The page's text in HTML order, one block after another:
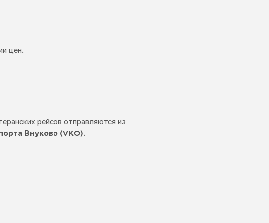
цен.
рейсов отправляются из
Внуково (VKO).